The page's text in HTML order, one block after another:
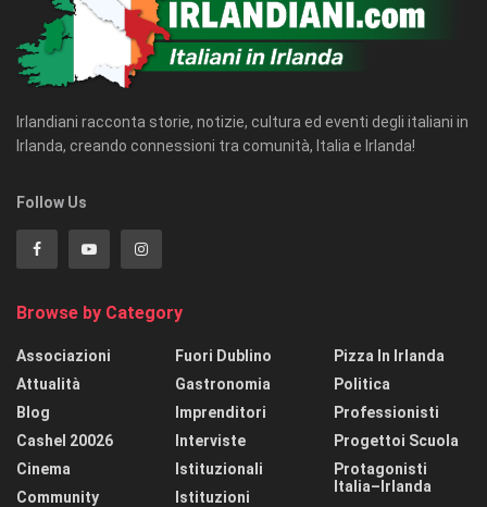
Irlandiani racconta storie, notizie, cultura ed eventi degli italiani in
Irlanda, creando connessioni tra comunità, Italia e Irlanda!
Follow Us
Browse by Category
Associazioni
Attualità
Blog
Cashel 20026
Cinema
Community
Fuori Dublino
Gastronomia
Imprenditori
Interviste
Istituzionali
Istituzioni
Pizza In Irlanda
Politica
Professionisti
Progettoi Scuola
Protagonisti
Italia–Irlanda